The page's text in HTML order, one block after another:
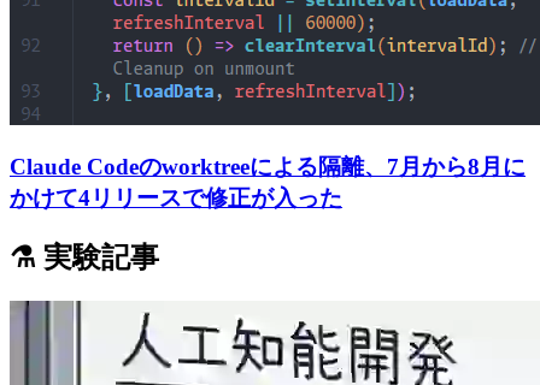
Claude Codeのworktreeによる隔離、7月から8月に
かけて4リリースで修正が入った
⚗️ 実験記事